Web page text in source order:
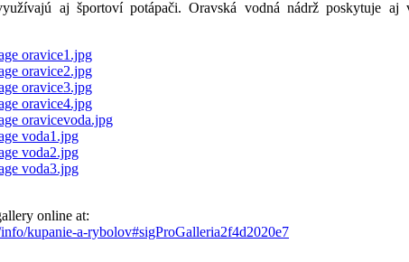
aj športoví potápači. Oravská vodná nádrž poskytuje aj
online at:
kupanie-a-rybolov#sigProGalleria2f4d2020e7